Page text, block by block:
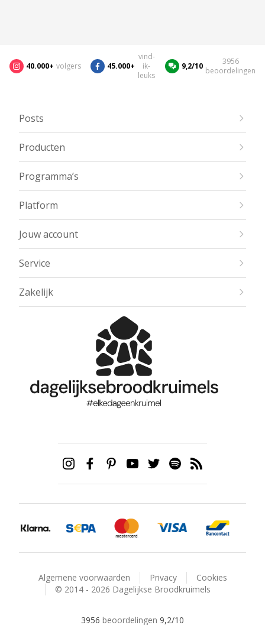
40.000+ volgers 45.000+
vind-
ik-
leuks
9,2/10
3956
beoordelingen
Posts
Producten
Programma’s
Platform
Jouw account
Service
Zakelijk
Algemene voorwaarden Privacy
Cookies
© 2014 - 2026 Dagelijkse Broodkruimels
3956 beoordelingen 9,2/10